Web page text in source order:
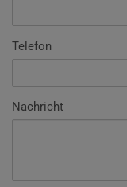
Telefon
Nachricht